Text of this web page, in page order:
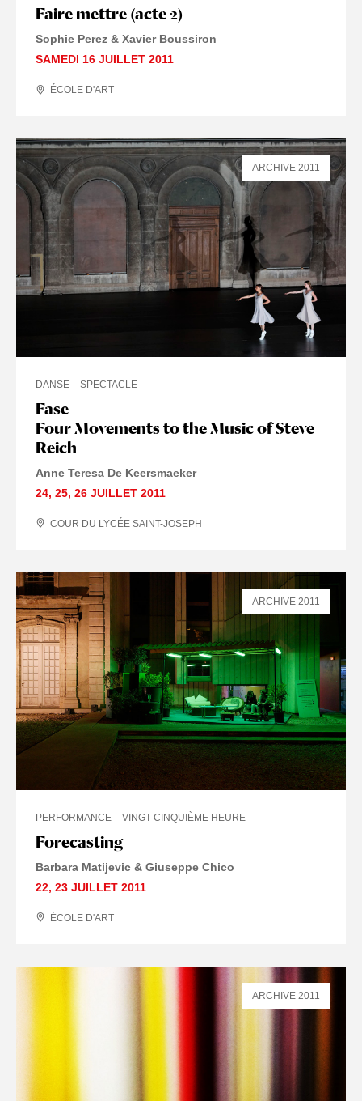
Faire mettre (acte 2)
Sophie Perez & Xavier Boussiron
SAMEDI 16 JUILLET 2011
ÉCOLE D'ART
Fase
Four Movements to the Music of Steve
Reich
DANSE SPECTACLE
Anne Teresa De Keersmaeker
24, 25, 26 JUILLET 2011
COUR DU LYCÉE SAINT-JOSEPH
ARCHIVE 2011
Forecasting
PERFORMANCE VINGT-CINQUIÈME HEURE
Barbara Matijevic & Giuseppe Chico
22, 23 JUILLET 2011
ÉCOLE D'ART
ARCHIVE 2011
ARCHIVE 2011